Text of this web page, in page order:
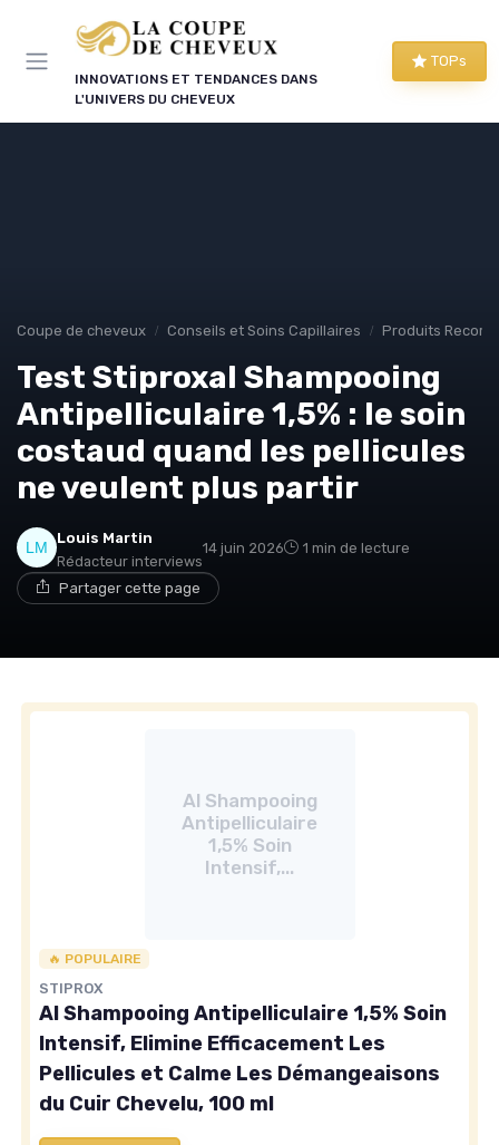
INNOVATIONS ET TENDANCES DANS
L'UNIVERS DU CHEVEUX
TOPs
Coupe de cheveux Conseils et Soins Capillaires Produits
Test Stiproxal Shampooing
Antipelliculaire 1,5% : le soin
costaud quand les pellicules
ne veulent plus partir
Louis Martin
Rédacteur interviews
14 juin 2026 1 min de lecture
Partager cette page
Al Shampooing
Antipelliculaire
1,5% Soin
Intensif,...
🔥 POPULAIRE
STIPROX
Al Shampooing Antipelliculaire 1,5% Soin
Intensif, Elimine Efficacement Les
Pellicules et Calme Les Démangeaisons
du Cuir Chevelu, 100 ml